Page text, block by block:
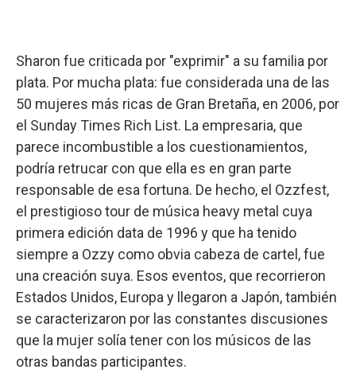
Sharon fue criticada por "exprimir" a su familia por
plata. Por mucha plata: fue considerada una de las
50 mujeres más ricas de Gran Bretaña, en 2006, por
el Sunday Times Rich List. La empresaria, que
parece incombustible a los cuestionamientos,
podría retrucar con que ella es en gran parte
responsable de esa fortuna. De hecho, el Ozzfest,
el prestigioso tour de música heavy metal cuya
primera edición data de 1996 y que ha tenido
siempre a Ozzy como obvia cabeza de cartel, fue
una creación suya. Esos eventos, que recorrieron
Estados Unidos, Europa y llegaron a Japón, también
se caracterizaron por las constantes discusiones
que la mujer solía tener con los músicos de las
otras bandas participantes.